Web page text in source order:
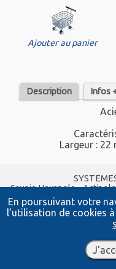
En poursuivant votre
l’utilisation de cookies
Ajouter au panier
Description Infos
Largeur : 22
Savoie Hexapole -
Tel : 04 56 42